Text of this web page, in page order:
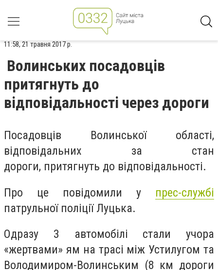
11:58, 21 травня 2017 р.
Волинських посадовців
притягнуть до
відповідальності через дороги
Посадовців Волинської області,
відповідальних за стан
дороги, притягнуть до відповідальності.
Про це повідомили у прес-службі
патрульної поліції Луцька.
Одразу 3 автомобілі стали учора
«жертвами» ям на трасі між Устилугом та
Володимиром-Волинським (8 км дороги